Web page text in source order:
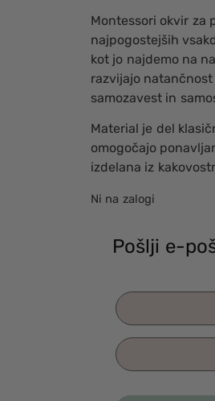
Montessori okvir za
najpogostejših
kot jo najdemo na
razvijajo
samozavest in
Material je del
omogočajo
izdelana iz
Ni na zalogi
Pošlji e-